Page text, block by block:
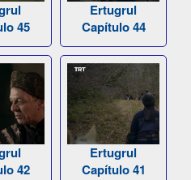
45
Ertugrul
Capítulo 44
42
Ertugrul
Capítulo 41